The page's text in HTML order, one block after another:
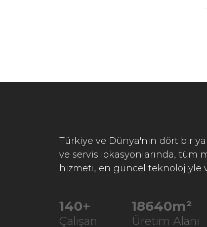
Türkiye ve Dünya'nın dört bir
ve servis lokasyonlarında, tüm
hizmeti, en güncel teknolojiyle
229+
Çalışan
30519m²
Üretim Alanı